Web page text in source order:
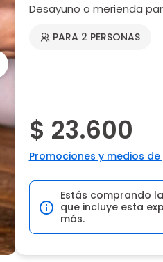
Desayuno o merienda
PARA 2 PERSONAS
$ 23.600
Promociones y medios
Estás comprando la
que incluye esta
más.